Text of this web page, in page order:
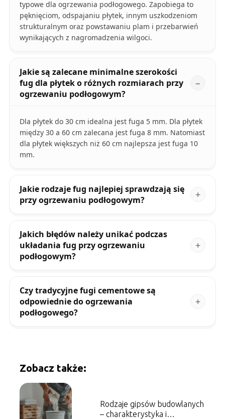
typowe dla ogrzewania podłogowego. Zapobiega to
pęknięciom, odspajaniu płytek, innym uszkodzeniom
strukturalnym oraz powstawaniu plam i przebarwień
wynikających z nagromadzenia wilgoci.
Jakie są zalecane minimalne szerokości
fug dla płytek o różnych rozmiarach przy
ogrzewaniu podłogowym?
Dla płytek do 30 cm idealna jest fuga 5 mm. Dla płytek
między 30 a 60 cm zalecana jest fuga 8 mm. Natomiast
dla płytek większych niż 60 cm najlepsza jest fuga 10
mm.
Jakie rodzaje fug najlepiej sprawdzają się
przy ogrzewaniu podłogowym?
Jakich błędów należy unikać podczas
układania fug przy ogrzewaniu
podłogowym?
Czy tradycyjne fugi cementowe są
odpowiednie do ogrzewania
podłogowego?
Zobacz także:
Rodzaje gipsów budowlanych
– charakterystyka i